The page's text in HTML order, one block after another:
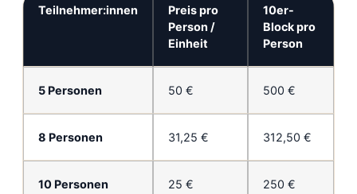
Teilnehmer:innen
Preis pro
Person /
Einheit
10er-
Block pro
Person
5 Personen 50 € 500 €
8 Personen 31,25 € 312,50 €
10 Personen 25 € 250 €